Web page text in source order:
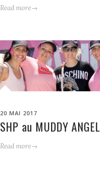
Read more→
20 MAI 2017
SHP au MUDDY ANGEL
Read more→